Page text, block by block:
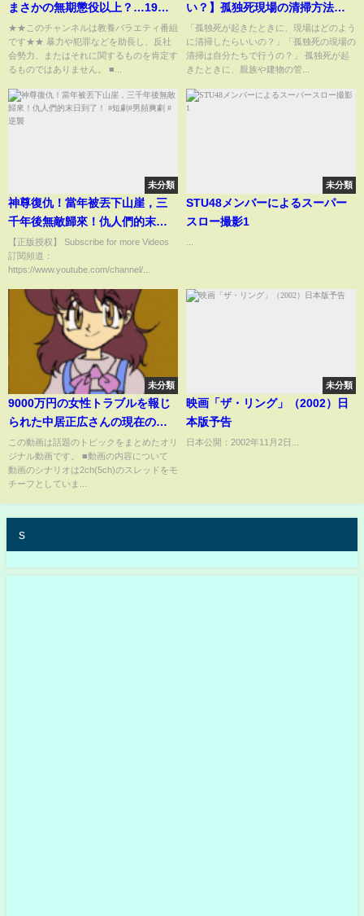
まさかの無期懲役以上？…19歳
少女に裁判所が下した処分がヤ
バすぎた【#懲役先生 】
★★このチャンネルは教養バラエティ番組
です★★ 暴力や犯罪などを助長し、反社
会勢力、またはそれに関するものを肯定す
るものではありません。 ■...
い？】孤独死現場の清掃方法と
は？手順や依頼をするときのポ
イント【前編】～特殊清掃専門
会社株式会社リスクベネフィッ
「孤独死が起きたときに、現場はどのよう
に清掃したらいいの？」「孤独死の現場の
清掃は自分たちで行うの？」 孤独死が起
きたときに、親族や建物の管...
未分類
神尊復仇！當年被丟下山崖，三
千年後無敵歸來！仇人們的末日
到了！ #短劇#男頻爽劇 #逆襲
【正版授权】 Subscribe for more Videos
訂閱頻道：
https://www.youtube.com/channel/...
未分類
STU48メンバーによるスーパー
スロー撮影1
未分類
9000万円の女性トラブルを報じ
られた中居正広さんの現在の様
子...【2chまとめ】【2chスレ】
【5chスレ】
この動画は話題のトピックをまとめたオリ
ジナル動画です。 ■動画の内容について
動画のシナリオは2ch(5ch)のスレッドをモ
チーフとしていま...
未分類
映画「ザ・リング」（2002）日
本版予告
日本公開：2002年11月2日...
s